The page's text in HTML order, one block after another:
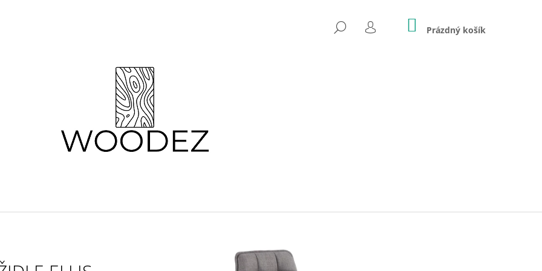
HLEDAT
PŘIHLÁŠENÍ
NÁKUPNÍ
KOŠÍK
Prázdný košík
CO POTŘEBUJETE NAJÍT?
HLEDAT
STOLKY DUBAK
KŘESLO TELLO BJORN